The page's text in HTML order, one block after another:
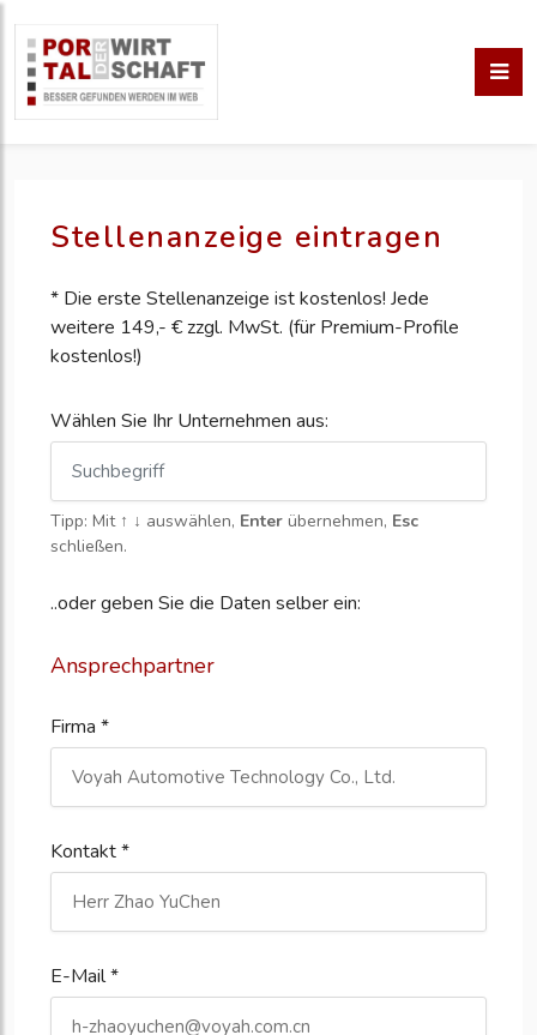
Stellenanzeige eintragen
* Die erste Stellenanzeige ist kostenlos! Jede
weitere 149,- € zzgl. MwSt. (für Premium-Profile
kostenlos!)
Wählen Sie Ihr Unternehmen aus:
Tipp: Mit ↑ ↓ auswählen, Enter übernehmen, Esc
schließen.
..oder geben Sie die Daten selber ein:
Ansprechpartner
Firma *
Kontakt *
E-Mail *